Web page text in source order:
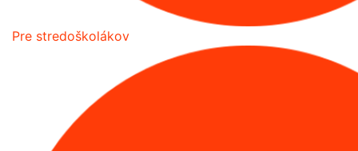
Pre stredoškolákov